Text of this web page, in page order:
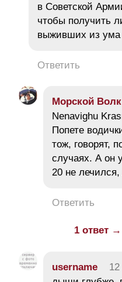
в Советской
чтобы получить
выживших из ума
Ответить
Морской Волк
Nenavighu
Попете
тож, говорят,
случаях. А он
20 не
Ответить
1 ответ →
username